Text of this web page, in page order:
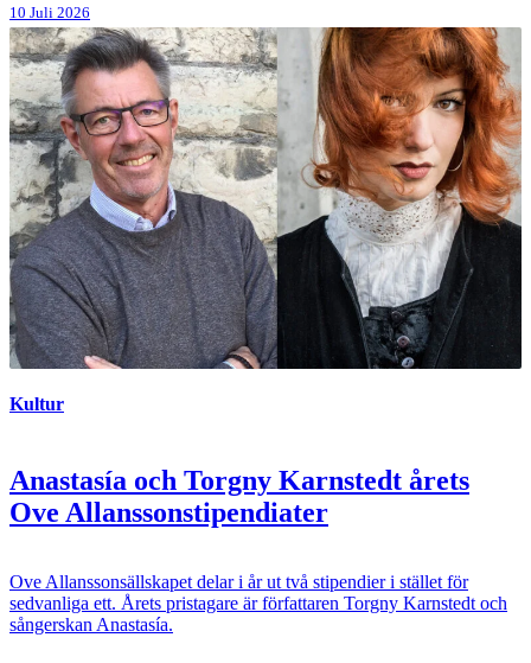
10 Juli 2026
Kultur
Anastasía och Torgny Karnstedt årets
Ove Allanssonstipendiater
Ove Allanssonsällskapet delar i år ut två stipendier i stället för
sedvanliga ett. Årets pristagare är författaren Torgny Karnstedt och
sångerskan Anastasía.